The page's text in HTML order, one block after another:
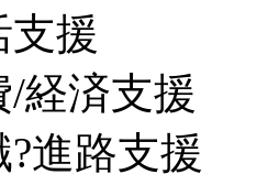
支援
/経済支援
?進路支援